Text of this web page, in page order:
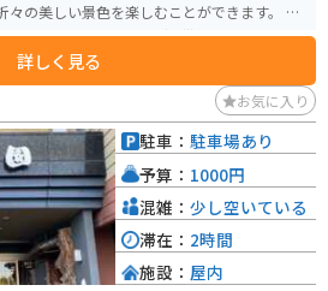
々の美しい景色を楽しむことができます。 ま
り、バードウォッチングや散策に最適です。
野鳥について学べるネイチャーセンターもあ
。 レストランでは、地元食材を使った料理が
合は、駐車場も広く休憩場所としても最適で
光の拠点としても便利です。
詳しく見る
お気に入り
駐車： 駐車場あり
予算： 1000円
混雑： 少し空いている
滞在： 2時間
施設： 屋内